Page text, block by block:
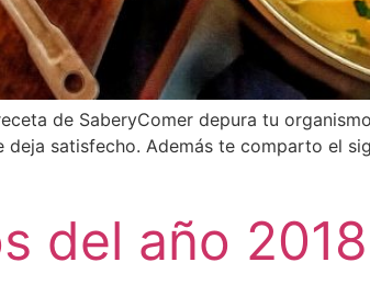
de SaberyComer depura tu
deja satisfecho. Además te comparto el
del año